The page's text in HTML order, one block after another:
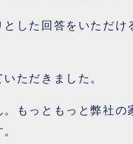
した回答をいただけ
ただきました。
もっともっと弊社の